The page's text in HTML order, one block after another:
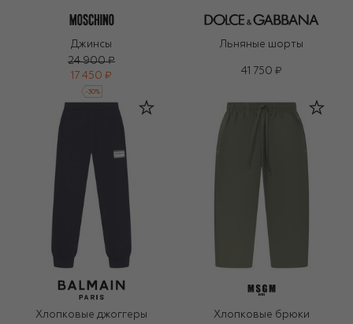
Джинсы
24 900 ₽
17 450 ₽
-30%
Льняные шорты
41 750 ₽
Хлопковые джоггеры
Хлопковые брюки